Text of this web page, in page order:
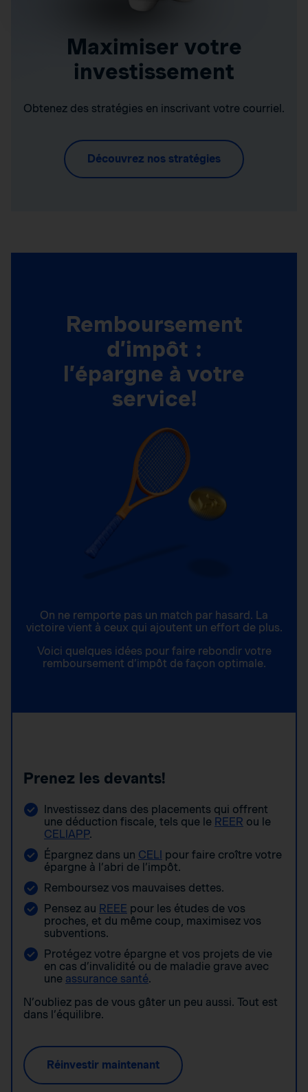
Maximiser votre
investissement
Obtenez des stratégies en inscrivant votre courriel.
Découvrez nos stratégies
Remboursement
d’impôt :
l’épargne à votre
service!
On ne remporte pas un match par hasard. La
victoire vient à ceux qui ajoutent un effort de plus.
Voici quelques idées pour faire rebondir votre
remboursement d’impôt de façon optimale.
Prenez les devants!
Investissez dans des placements qui offrent
une déduction fiscale, tels que le REER ou le
CELIAPP.
Épargnez dans un CELI pour faire croître votre
épargne à l’abri de l’impôt.
Remboursez vos mauvaises dettes.
Pensez au REEE pour les études de vos
proches, et du même coup, maximisez vos
subventions.
Protégez votre épargne et vos projets de vie
en cas d’invalidité ou de maladie grave avec
une assurance santé.
N’oubliez pas de vous gâter un peu aussi. Tout est
dans l’équilibre.
Réinvestir maintenant